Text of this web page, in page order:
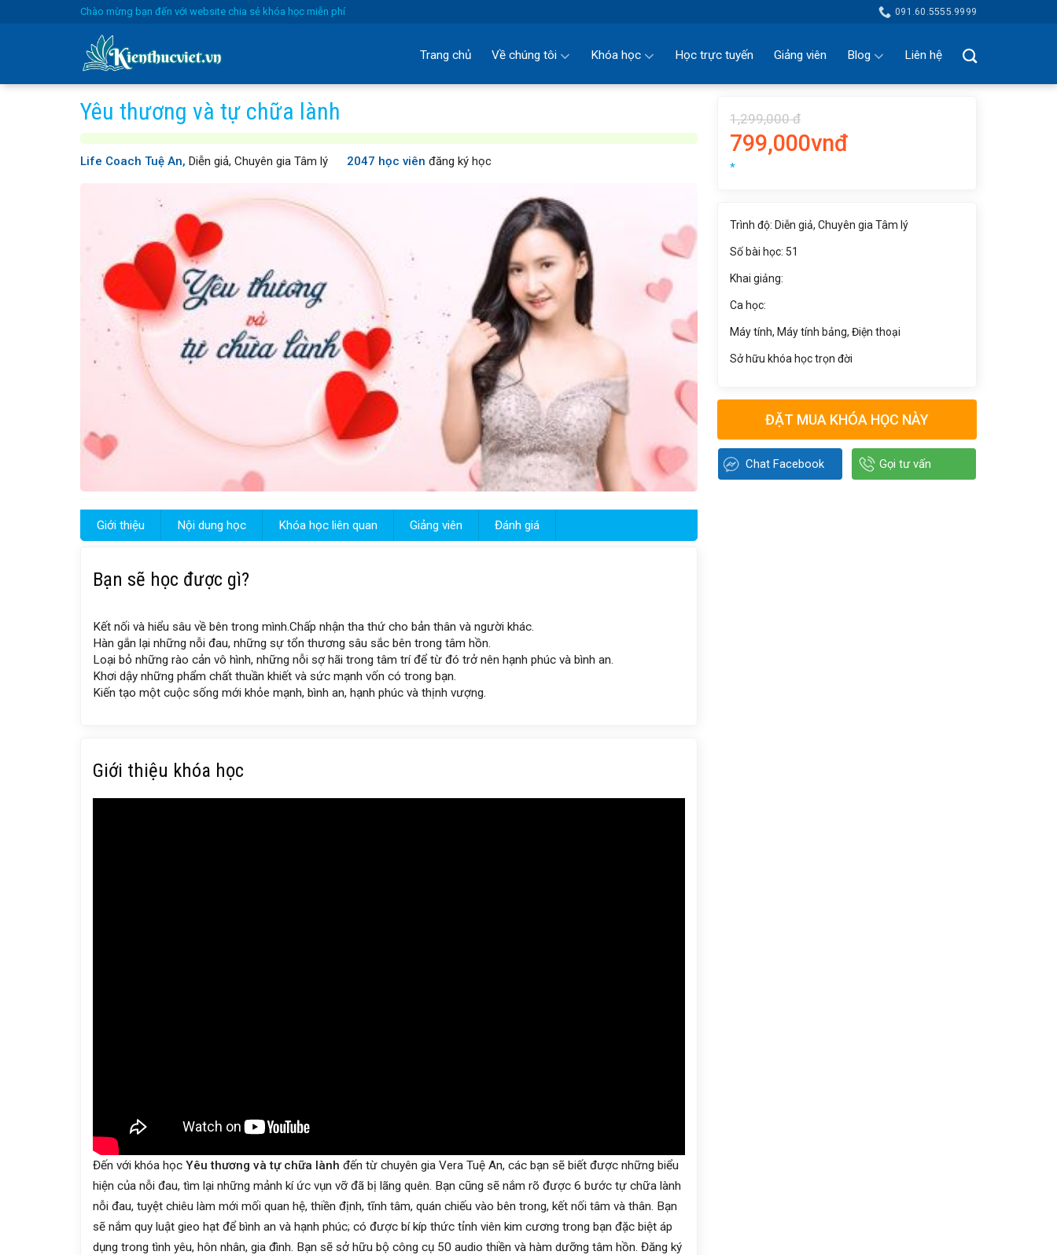
Chào mừng bạn đến với website chia sẻ khóa học miễn phí 091.60.5555.9999
Trang chủ Về chúng tôi Khóa học Học trực tuyến Giảng viên Blog Liên hệ
Yêu thương và tự chữa lành
Life Coach Tuệ An, Diễn giả, Chuyên gia Tâm lý 2047 học viên đăng ký học
Giới thiệu Nội dung học Khóa học liên quan Giảng viên Đánh giá
Bạn sẽ học được gì?
Kết nối và hiểu sâu về bên trong mình.Chấp nhận tha thứ cho bản thân và người khác.
Hàn gắn lại những nỗi đau, những sự tổn thương sâu sắc bên trong tâm hồn.
Loại bỏ những rào cản vô hình, những nỗi sợ hãi trong tâm trí để từ đó trở nên hạnh phúc và bình an.
Khơi dậy những phẩm chất thuần khiết và sức mạnh vốn có trong bạn.
Kiến tạo một cuộc sống mới khỏe mạnh, bình an, hạnh phúc và thịnh vượng.
Giới thiệu khóa học
Đến với khóa học Yêu thương và tự chữa lành đến từ chuyên gia Vera Tuệ An, các bạn sẽ biết được những biểu
hiện của nỗi đau, tìm lại những mảnh kí ức vụn vỡ đã bị lãng quên. Bạn cũng sẽ nắm rõ được 6 bước tự chữa lành
nỗi đau, tuyệt chiêu làm mới mối quan hệ, thiền định, tĩnh tâm, quán chiếu vào bên trong, kết nối tâm và thân. Bạn
sẽ nắm quy luật gieo hạt để bình an và hạnh phúc; có được bí kíp thức tỉnh viên kim cương trong bạn đặc biệt áp
dụng trong tình yêu, hôn nhân, gia đình. Bạn sẽ sở hữu bộ công cụ 50 audio thiền và hàm dưỡng tâm hồn. Đăng ký
1,299,000 đ
799,000vnđ
*
Trình độ: Diễn giả, Chuyên gia Tâm lý
Số bài học: 51
Khai giảng:
Ca học:
Máy tính, Máy tính bảng, Điện thoại
Sở hữu khóa học trọn đời
ĐẶT MUA KHÓA HỌC NÀY
Chat Facebook Gọi tư vấn